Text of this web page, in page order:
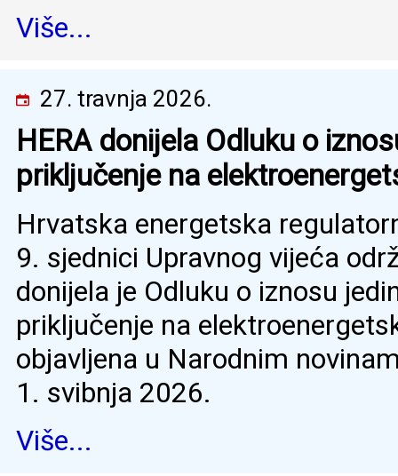
Više...
27. travnja 2026.
HERA donijela Odluku o
priključenje na
Hrvatska energetska
9. sjednici Upravnog vijeća
donijela je Odluku o iznosu
priključenje na
objavljena u Narodnim
1. svibnja 2026.
Više...